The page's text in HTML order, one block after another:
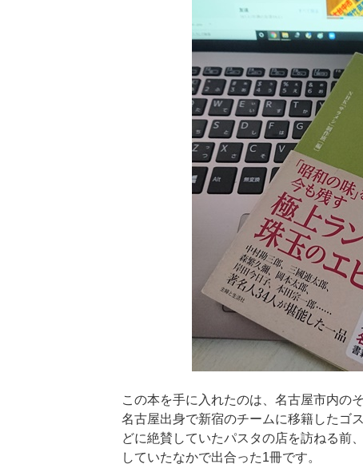
この本を手に入れたのは、名古屋市内の
名古屋出身で新宿のチームに移籍したゴ
どに絶賛していたパスタの店を訪ねる前
していたなかで出合った1冊です。